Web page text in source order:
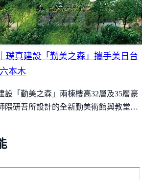
璞真建設「勤美之森」攜手美日台
本木
設「勤美之森」兩棟樓高32層及35層豪
隈研吾所設計的全新勤美術館與教堂，